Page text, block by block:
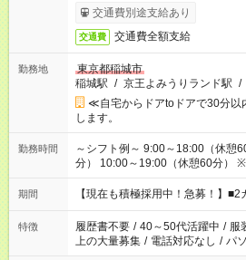
交通費別途支給あり
交通費 交通費全額支給
勤務地
東京都稲城市
稲城駅 / 京王よみうりランド駅 /
≪自宅からドアtoドアで30分
します。
勤務時間
～シフト例～ 9:00～18:00（休憩60分） 7:00～16:00（休憩60
分） 10:00～19:00（休憩60分） ※Wワーク希望の方へ 今ご覧の
お仕事で希望する勤務時間と、も
計が 週40時間を超えなければOK
期間 【現在も積極採用中！急募！】■2
特徴 履歴書不要 / 40～50代活躍中 / 服
上の大量募集 / 電話対応なし / パ